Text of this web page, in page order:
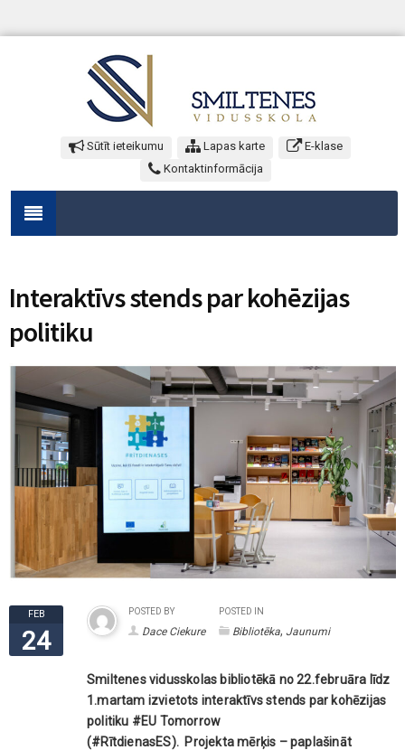
Sūtīt ieteikumu Lapas karte
E-klase
Kontaktinformācija
Interaktīvs stends par kohēzijas
politiku
FEB
24
POSTED BY
Dace Ciekure
POSTED IN
Bibliotēka, Jaunumi
Smiltenes vidusskolas bibliotēkā no 22.februāra līdz
1.martam izvietots interaktīvs stends par kohēzijas
politiku #EU Tomorrow
(#RītdienasES). Projekta mērķis – paplašināt